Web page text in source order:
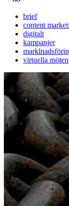
brief
content
digitalt
kampanjer
virtuella möten